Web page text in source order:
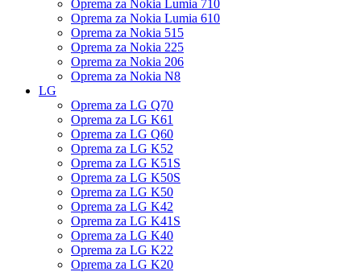
Oprema za Nokia Lumia 710
Oprema za Nokia Lumia 610
Oprema za Nokia 515
Oprema za Nokia 225
Oprema za Nokia 206
Oprema za Nokia N8
LG
Oprema za LG Q70
Oprema za LG K61
Oprema za LG Q60
Oprema za LG K52
Oprema za LG K51S
Oprema za LG K50S
Oprema za LG K50
Oprema za LG K42
Oprema za LG K41S
Oprema za LG K40
Oprema za LG K22
Oprema za LG K20